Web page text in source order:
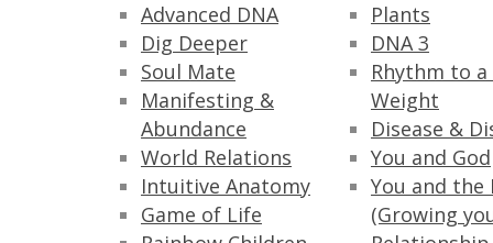
Advanced DNA
Dig Deeper
Soul Mate
Manifesting &
Abundance
World Relations
Intuitive Anatomy
Game of Life
Plants
DNA 3
Rhythm to
Weight
Disease &
You and God
You and the
(Growing